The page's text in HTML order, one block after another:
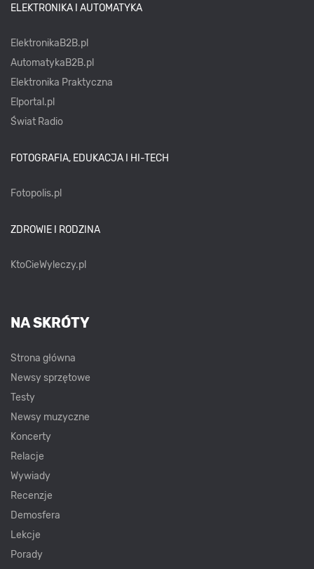
ELEKTRONIKA I AUTOMATYKA
ElektronikaB2B.pl
AutomatykaB2B.pl
Elektronika Praktyczna
Elportal.pl
Świat Radio
FOTOGRAFIA, EDUKACJA I HI-TECH
Fotopolis.pl
ZDROWIE I RODZINA
KtoCieWyleczy.pl
NA SKRÓTY
Strona główna
Newsy sprzętowe
Testy
Newsy muzyczne
Koncerty
Relacje
Wywiady
Recenzje
Demosfera
Lekcje
Porady